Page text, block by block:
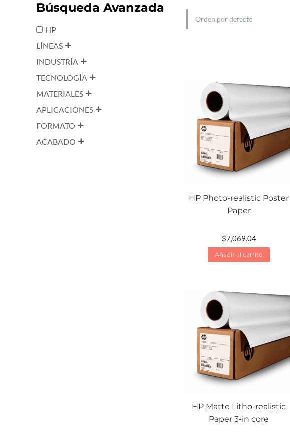
HP Photo-realistic Poster
Paper
$7,069.04
Añadir al carrito
HP Matte Litho-realistic
Paper 3-in core
Búsqueda Avanzada
HP
LÍNEAS
INDUSTRÍA
TECNOLOGÍA
MATERIALES
APLICACIONES
FORMATO
ACABADO